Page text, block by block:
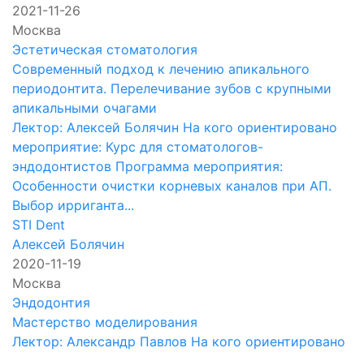
2021-11-26
Москва
Эстетическая стоматология
Современный подход к лечению апикального
периодонтита. Перелечивание зубов с крупными
апикальными очагами
Лектор: Алексей Болячин На кого ориентировано
мероприятие: Курс для стоматологов-
эндодонтистов Программа мероприятия:
Особенности очистки корневых каналов при АП.
Выбор ирриганта...
STI Dent
Алексей Болячин
2020-11-19
Москва
Эндодонтия
Мастерство моделирования
Лектор: Александр Павлов На кого ориентировано